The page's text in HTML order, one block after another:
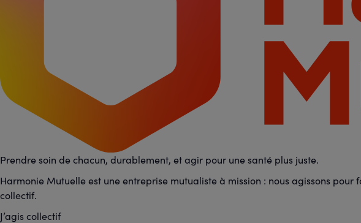
Prendre soin de chacun, durablement, et agir pour une santé plus juste.
Harmonie Mutuelle est une entreprise mutualiste à mission : nous agissons
collectif.
J’agis collectif